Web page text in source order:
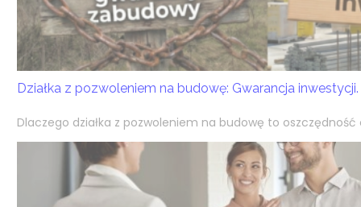
Działka z pozwoleniem na budowę: Gwarancja inwestycji.
Dlaczego działka z pozwoleniem na budowę to oszczędność